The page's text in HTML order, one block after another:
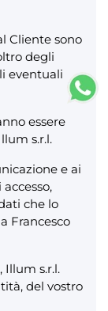
Cliente sono
degli
eventuali
essere
s.r.l.
e ai
che lo
Francesco
Illum s.r.l.
del vostro